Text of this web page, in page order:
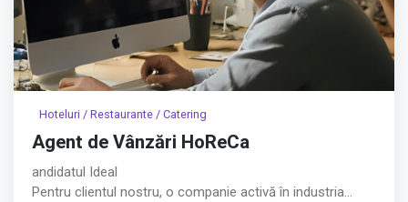
Hoteluri / Restaurante / Catering
Agent de Vânzări HoReCa
andidatul Ideal
Pentru clientul nostru, o companie activă în industria